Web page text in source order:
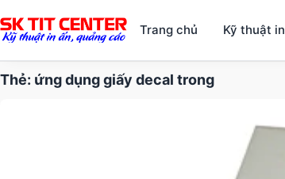
Trang chủ Kỹ thuật in
Thẻ: ứng dụng giấy decal trong